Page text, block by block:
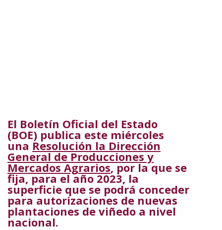
El Boletín Oficial del Estado
(BOE) publica este miércoles
una Resolución la Dirección
General de Producciones y
Mercados Agrarios, por la que se
fija, para el año 2023, la
superficie que se podrá conceder
para autorizaciones de nuevas
plantaciones de viñedo a nivel
nacional.